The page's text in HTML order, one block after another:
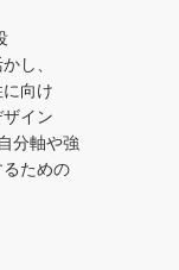
し、
向け
イン
分軸や強
ための